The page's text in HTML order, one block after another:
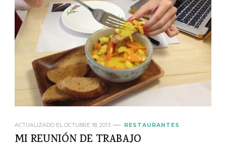
ACTUALIZADO EL OCTUBRE 18, 2013 RESTAURANTES
MI REUNIÓN DE TRABAJO